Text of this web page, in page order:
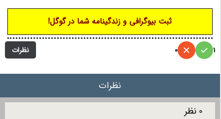
ثبت بیوگرافی و زندگینامه شما در گوگل!
نظرات 1
0
نظرات
0 نظر